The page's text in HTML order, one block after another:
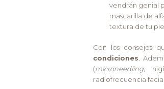
vendrán genial
mascarilla de
textura de tu
Con los consejos
condiciones .
(microneedling ,
radiofrecuencia